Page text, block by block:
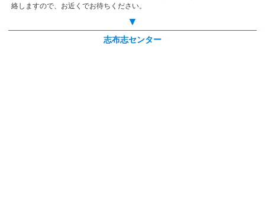
絡しますので、お近くでお待ちください。
▼
志布志センター